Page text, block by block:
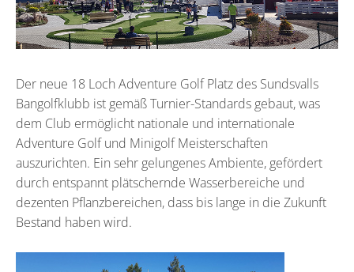
Der neue 18 Loch Adventure Golf Platz des Sundsvalls
Bangolfklubb ist gemäß Turnier-Standards gebaut, was
dem Club ermöglicht nationale und internationale
Adventure Golf und Minigolf Meisterschaften
auszurichten. Ein sehr gelungenes Ambiente, gefördert
durch entspannt plätschernde Wasserbereiche und
dezenten Pflanzbereichen, dass bis lange in die Zukunft
Bestand haben wird.